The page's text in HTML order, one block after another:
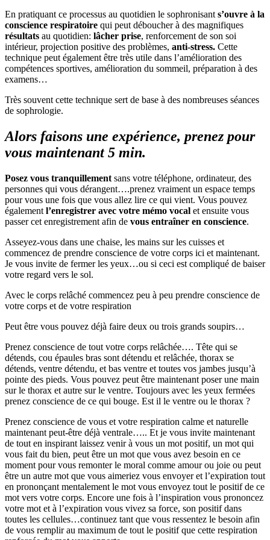
En pratiquant ce processus au quotidien le sophronisants’ouvre à la
conscience respiratoire qui peut déboucher à des magnifiques
résultats au quotidien: lâcher prise, renforcement de son soi
intérieur, projection positive des problèmes, anti-stress. Cette
technique peut également être très utile dans l’amélioration des
compétences sportives, amélioration du sommeil, préparation à des
examens…
Très souvent cette technique sert de base à des nombreuses séances
de sophrologie.
Alors faisons une expérience, prenez pour
vous maintenant 5 min.
Posez vous tranquillement sans votre téléphone, ordinateur, des
personnes qui vous dérangent….prenez vraiment un espace temps
pour vous une fois que vous allez lire ce qui vient. Vous pouvez
également l’enregistrer avec votre mémo vocal et ensuite vous
passer cet enregistrement afin de vous entraîner en conscience.
Asseyez-vous dans une chaise, les mains sur les cuisses et
commencez de prendre conscience de votre corps ici et maintenant.
Je vous invite de fermer les yeux…ou si ceci est compliqué de baiser
votre regard vers le sol.
Avec le corps relâché commencez peu à peu prendre conscience de
votre corps et de votre respiration
Peut être vous pouvez déjà faire deux ou trois grands soupirs…
Prenez conscience de tout votre corps relâchée…. Tête qui se
détends, cou épaules bras sont détendu et relâchée, thorax se
détends, ventre détendu, et bas ventre et toutes vos jambes jusqu’à
pointe des pieds. Vous pouvez peut être maintenant poser une main
sur le thorax et autre sur le ventre. Toujours avec les yeux fermées
prenez conscience de ce qui bouge. Est il le ventre ou le thorax ?
Prenez conscience de vous et votre respiration calme et naturelle
maintenant peut-être déjà ventrale….. Et je vous invite maintenant
de tout en inspirant laissez venir à vous un mot positif, un mot qui
vous fait du bien, peut être un mot que vous avez besoin en ce
moment pour vous remonter le moral comme amour ou joie ou peut
être un autre mot que vous aimeriez vous envoyer et l’expiration tout
en prononçant mentalement le mot vous envoyez tout le positif de ce
mot vers votre corps. Encore une fois à l’inspiration vous prononcez
votre mot et à l’expiration vous vivez sa force, son positif dans
toutes les cellules…continuez tant que vous ressentez le besoin afin
de vous remplir au maximum de tout le positif que cette respiration